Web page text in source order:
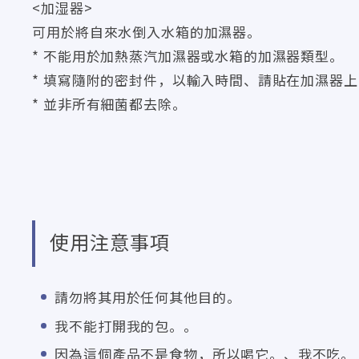
<加湿器>
可用於將自來水倒入水箱的加濕器。
* 不能用於加熱蒸汽加濕器或水箱的加濕器類型。
* 填寫隨附的密封件，以輸入時間、請貼在加濕器
* 並非所有細菌都去除。
使用注意事項
請勿將其用於任何其他目的。
我不能打開我的包。。
因為這個產品不是食物，所以喝它。、我不吃。